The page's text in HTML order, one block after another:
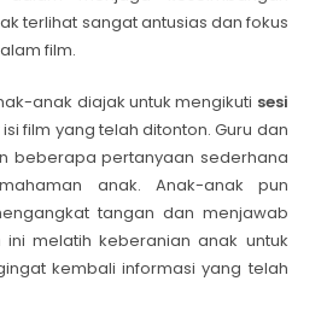
terlihat sangat antusias dan fokus
film.
anak diajak untuk mengikuti sesi
film yang telah ditonton. Guru dan
beberapa pertanyaan sederhana
anak. Anak-anak pun
tangan dan menjawab
ini melatih keberanian anak untuk
kembali informasi yang telah